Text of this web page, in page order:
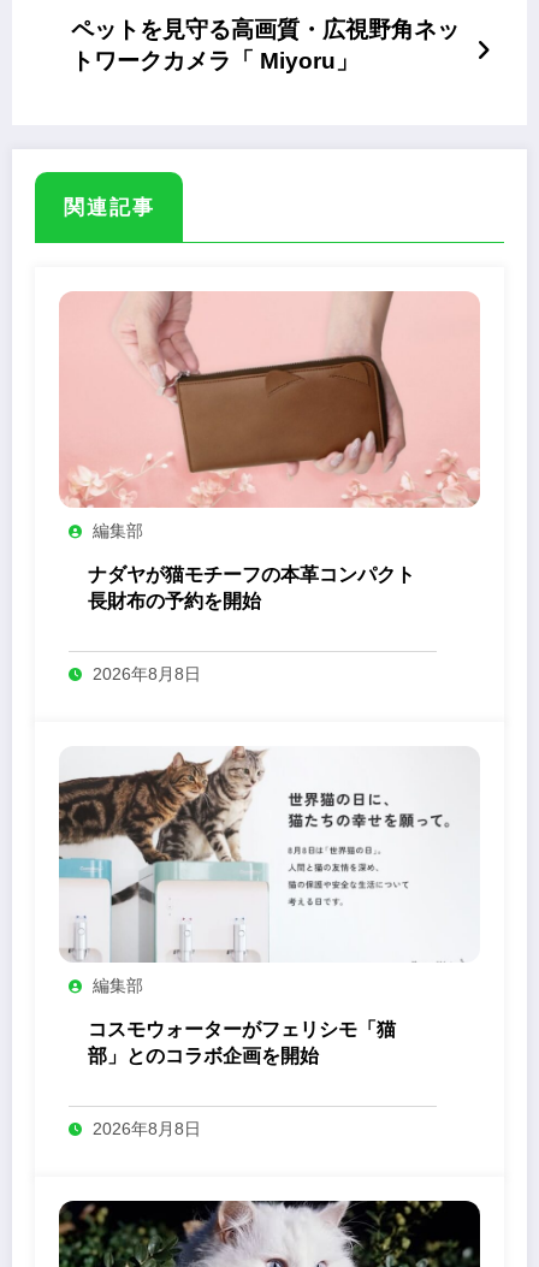
ペットを見守る高画質・広視野角ネッ
トワークカメラ「 Miyoru」
関連記事
編集部
ナダヤが猫モチーフの本革コンパクト
長財布の予約を開始
2026年8月8日
編集部
コスモウォーターがフェリシモ「猫
部」とのコラボ企画を開始
2026年8月8日